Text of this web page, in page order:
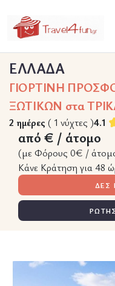
ΕΛΛΑΔΑ
ΓΙΟΡΤΙΝΗ
ΞΩΤΙΚΩΝ στα
2 ημέρες ( 1 νύχτες )4.1
από € / άτομο
(με Φόρους 0€ /
Κάνε Κράτηση για 48
ΔΕΣ